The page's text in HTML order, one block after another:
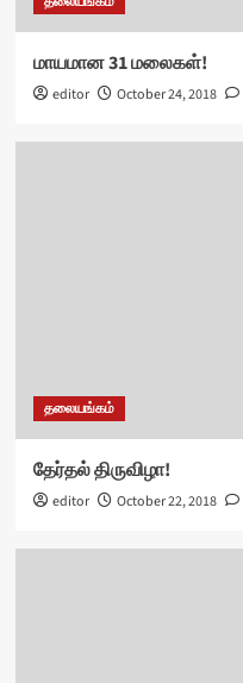
மாயமான 31 மலைகள்!
editor October 24, 2018
தலையங்கம்
தேர்தல் திருவிழா!
editor October 22, 2018